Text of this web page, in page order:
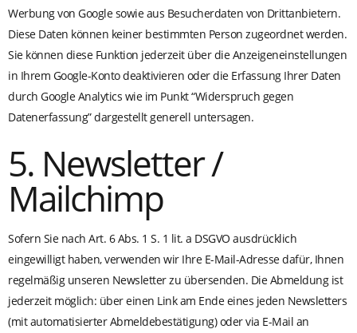
Werbung von Google sowie aus Besucherdaten von Drittanbietern.
Diese Daten können keiner bestimmten Person zugeordnet werden.
Sie können diese Funktion jederzeit über die Anzeigeneinstellungen
in Ihrem Google-Konto deaktivieren oder die Erfassung Ihrer Daten
durch Google Analytics wie im Punkt “Widerspruch gegen
Datenerfassung” dargestellt generell untersagen.
5. Newsletter /
Mailchimp
Sofern Sie nach Art. 6 Abs. 1 S. 1 lit. a DSGVO ausdrücklich
eingewilligt haben, verwenden wir Ihre E-Mail-Adresse dafür, Ihnen
regelmäßig unseren Newsletter zu übersenden. Die Abmeldung ist
jederzeit möglich: über einen Link am Ende eines jeden Newsletters
(mit automatisierter Abmeldebestätigung) oder via E-Mail an